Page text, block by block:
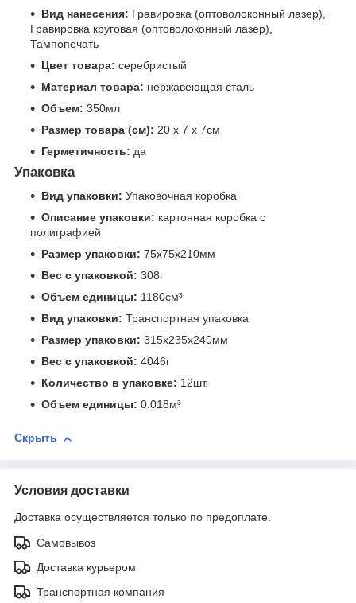
Вид нанесения: Гравировка (оптоволоконный лазер),
Гравировка круговая (оптоволоконный лазер),
Тампопечать
Цвет товара: серебристый
Материал товара: нержавеющая сталь
Объем: 350мл
Размер товара (см): 20 x 7 x 7см
Герметичность: да
Упаковка
Вид упаковки: Упаковочная коробка
Описание упаковки: картонная коробка с
полиграфией
Размер упаковки: 75x75x210мм
Вес с упаковкой: 308г
Объем единицы: 1180см³
Вид упаковки: Транспортная упаковка
Размер упаковки: 315x235x240мм
Вес с упаковкой: 4046г
Количество в упаковке: 12шт.
Объем единицы: 0.018м³
Скрыть
Условия доставки
Доставка осуществляется только по предоплате.
Самовывоз
Доставка курьером
Транспортная компания